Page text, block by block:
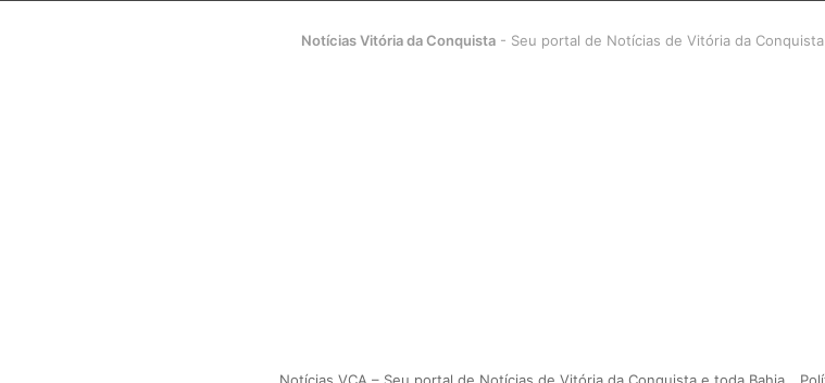
Notícias Vitória da Conquista- Seu portal de Notícias de Vitória da